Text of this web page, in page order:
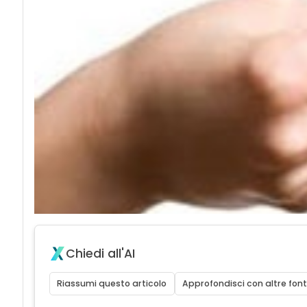
Chiedi all'AI
Riassumi questo articolo Approfondisci con altre